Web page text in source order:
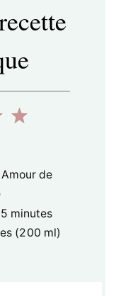
5
t
i
4
t
i
Amour de
minutes
(200 ml)